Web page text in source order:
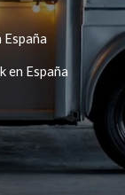
en España